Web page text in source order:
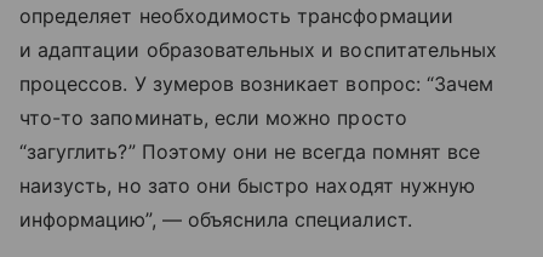
определяет необходимость трансформации
и адаптации образовательных и воспитательных
процессов. У зумеров возникает вопрос: “Зачем
что-то запоминать, если можно просто
“загуглить?” Поэтому они не всегда помнят все
наизусть, но зато они быстро находят нужную
информацию”, — объяснила специалист.